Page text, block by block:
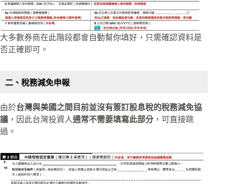
大多數券商在此階段都會自動幫你填好，只需確認資料是
否正確即可。
二、稅務減免申報
由於台灣與美國之間目前並沒有簽訂股息稅的稅務減免協
議 ，因此台灣投資人通常不需要填寫此部分，可直接跳
過。